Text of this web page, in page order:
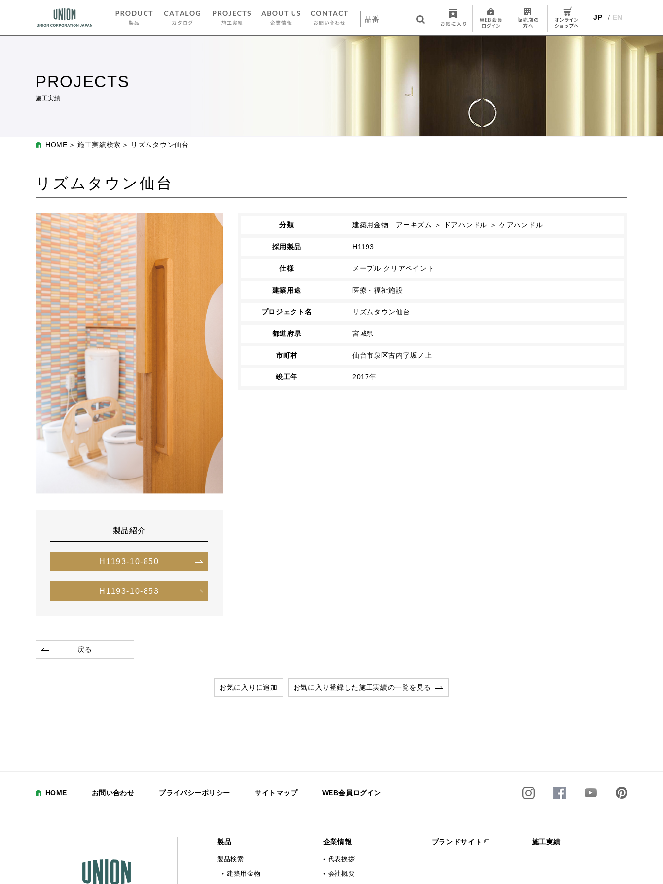
JP EN
PROJECTS
施工実績
HOME 施工実績検索 リズムタウン仙台
リズムタウン仙台
製品紹介
H1193-10-850
H1193-10-853
分類 建築用金物 アーキズム ＞ ドアハンドル ＞ ケアハンドル
採用製品 H1193
仕様 メープル クリアペイント
建築用途 医療・福祉施設
プロジェクト名 リズムタウン仙台
都道府県 宮城県
市町村 仙台市泉区古内字坂ノ上
竣工年 2017年
戻る
お気に入りに追加 お気に入り登録した施工実績の一覧を見る
HOME お問い合わせ プライバシーポリシー サイトマップ WEB会員ログイン
製品
製品検索
建築用金物
企業情報
代表挨拶
会社概要
ブランドサイト 施工実績